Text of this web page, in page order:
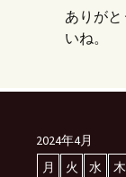
ありが
いね。
2024年4月
月
火 水 木